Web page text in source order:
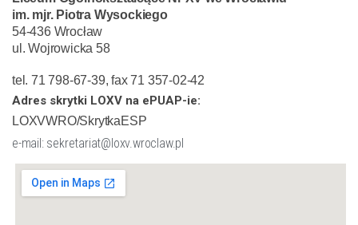
im. mjr. Piotra Wysockiego
54-436 Wrocław
ul. Wojrowicka 58
tel. 71 798-67-39, fax 71 357-02-42
Adres skrytki LOXV na ePUAP-ie:
LOXVWRO/SkrytkaESP
e-mail: sekretariat@loxv.wroclaw.pl